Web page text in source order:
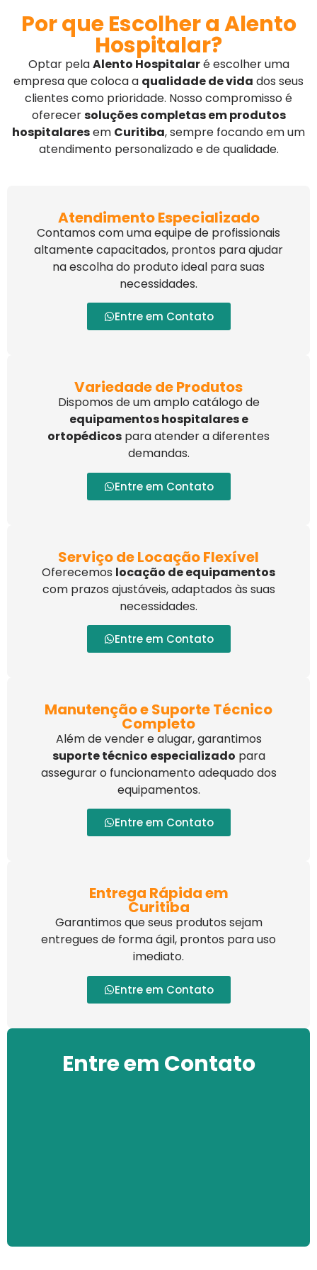
Por que Escolher a Alento
Hospitalar?
Optar pelaAlento Hospitalaré escolher uma
empresa que coloca a qualidade de vida dos seus
clientes como prioridade. Nosso compromisso é
oferecersoluções completas em produtos
hospitalaresem Curitiba, sempre focando em um
atendimento personalizado e de qualidade.
Atendimento Especializado
Contamos com uma equipe de profissionais
altamente capacitados, prontos para ajudar
na escolha do produto ideal para suas
necessidades.
Entre em Contato
Variedade de Produtos
Dispomos de um amplo catálogo de
equipamentos hospitalares e
ortopédicos para atender a diferentes
demandas.
Entre em Contato
Serviço de Locação Flexível
Oferecemos locação de equipamentos
com prazos ajustáveis, adaptados às suas
necessidades.
Entre em Contato
Manutenção e Suporte Técnico
Completo
Além de vender e alugar, garantimos
suporte técnico especializado para
assegurar o funcionamento adequado dos
equipamentos.
Entre em Contato
Entrega Rápida em
Curitiba
Garantimos que seus produtos sejam
entregues de forma ágil, prontos para uso
imediato.
Entre em Contato
Entre em Contato